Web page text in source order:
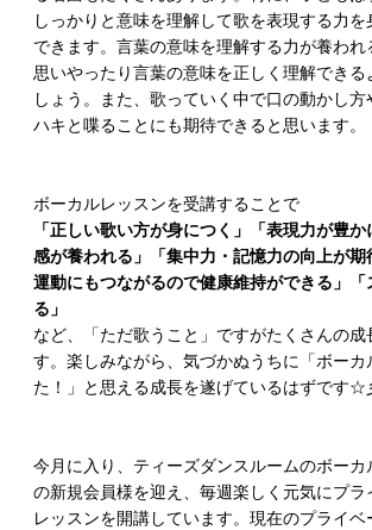
しっかりと意味を理解して歌を表現する力
できます。言葉の意味を理解する力が養われ
思いやったり言葉の意味を正しく理解できる
しょう。また、歌っていく中で口の動かし
ハキと喋ることにも期待できると思います。
ボーカルレッスンを受講することで
「正しい歌い方が身につく」「表現力が豊
感が養われる」「集中力・記憶力の向上が期
運動にもつながるので健康維持ができる」「
る」
など、「ただ歌うこと」ですがたくさんの成
す。楽しみながら、気づかぬうちに「ボーカ
た！」と思える成長を遂げているはずです☆
今月に入り、ティーズダンスルームのボーカ
の新規会員様を迎え、毎週楽しく元気にプラ
レッスンを開講しています。現在のプライベ